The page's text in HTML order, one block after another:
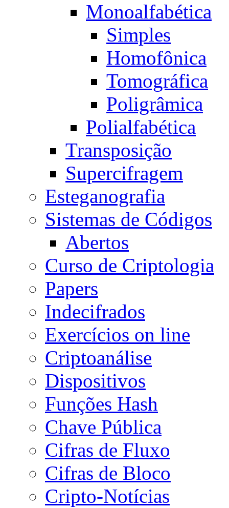
Monoalfabética
Simples
Homofônica
Tomográfica
Poligrâmica
Polialfabética
Transposição
Supercifragem
Esteganografia
Sistemas de Códigos
Abertos
Curso de Criptologia
Papers
Indecifrados
Exercícios on line
Criptoanálise
Dispositivos
Funções Hash
Chave Pública
Cifras de Fluxo
Cifras de Bloco
Cripto-Notícias